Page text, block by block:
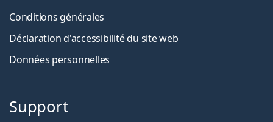
Conditions générales
Déclaration d'accessibilité du site web
Données personnelles
Support